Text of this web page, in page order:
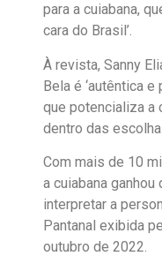
para a cuiabana,
cara do Brasil’.
À revista, Sanny
Bela é ‘autêntica
que potencializa a
dentro das
Com mais de 10
a cuiabana
interpretar a
Pantanal exibida
outubro de 2022.